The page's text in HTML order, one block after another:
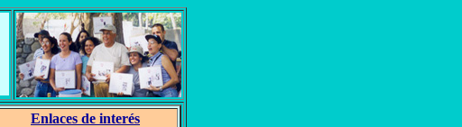
Enlaces de interés